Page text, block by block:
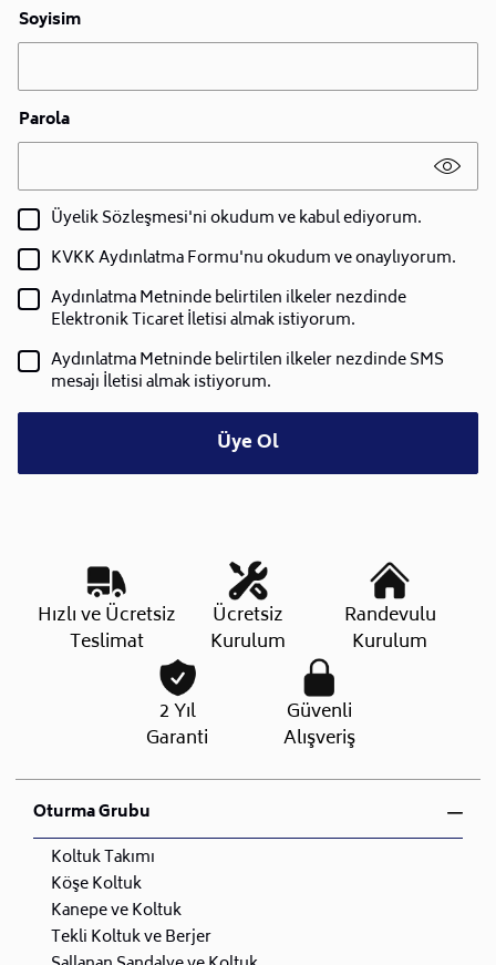
Soyisim
Parola
Üyelik Sözleşmesi'ni okudum ve kabul ediyorum.
KVKK Aydınlatma Formu'nu okudum ve onaylıyorum.
Aydınlatma Metninde belirtilen ilkeler nezdinde
Elektronik Ticaret İletisi almak istiyorum.
Aydınlatma Metninde belirtilen ilkeler nezdinde SMS
mesajı İletisi almak istiyorum.
Üye Ol
Hızlı ve Ücretsiz
Teslimat
Ücretsiz
Kurulum
Randevulu
Kurulum
2 Yıl
Garanti
Güvenli
Alışveriş
Oturma Grubu
Koltuk Takımı
Köşe Koltuk
Kanepe ve Koltuk
Tekli Koltuk ve Berjer